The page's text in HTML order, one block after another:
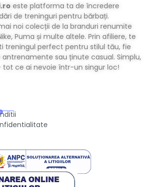
este platforma ta de încredere
de treninguri pentru bărbați.
noi colecții de la branduri renumite
Puma și multe altele. Prin afiliere, te
treningul perfect pentru stilul tău, fie
sau ținute casual. Simplu,
tot ce ai nevoie într-un singur loc!